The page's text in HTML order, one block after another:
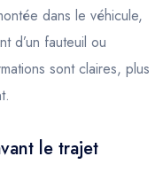
dans le véhicule,
d’un fauteuil ou
sont claires, plus
le trajet